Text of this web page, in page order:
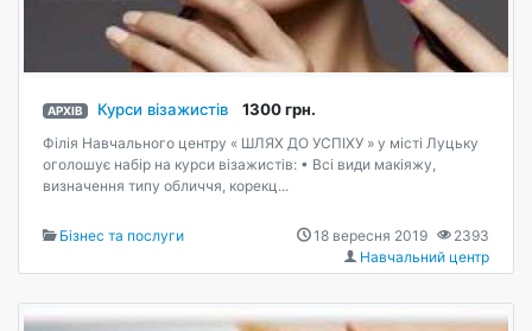
АРХІВ Курси візажистів 1300 грн.
Філія Навчального центру « ШЛЯХ ДО УСПІХУ » у місті Луцьку
оголошує набір на курси візажистів: • Всі види макіяжу,
визначення типу обличчя, корекц...
Бізнес та послуги 2393
18 вересня 2019
Навчальний центр